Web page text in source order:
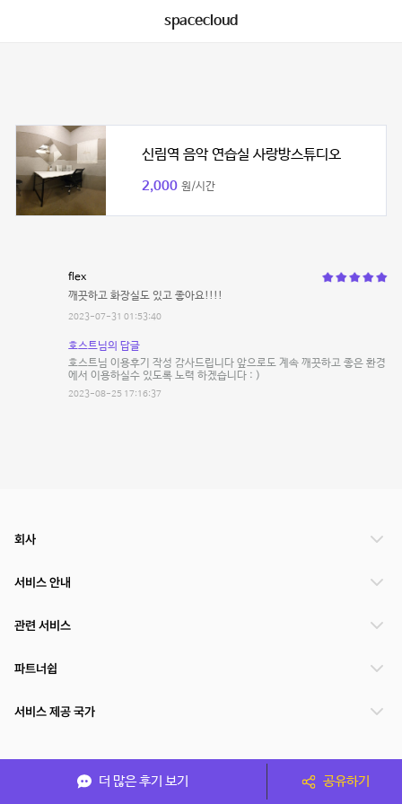
spacecloud
신림역 음악 연습실 사랑방스튜디오
2,000 원/시간
flex
깨끗하고 화장실도 있고 좋아요!!!!
2023-07-31 01:53:40
호스트님의 답글
호스트님 이용후기 작성 감사드립니다 앞으로도 계속 깨끗하고 좋은 환경
에서 이용하실수 있도록 노력 하겠습니다 : )
2023-08-25 17:16:37
더 많은 후기 보기 공유하기
회사
서비스 안내
관련 서비스
파트너쉽
서비스 제공 국가
(주)NSPACE 사업자정보